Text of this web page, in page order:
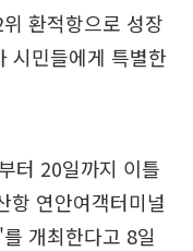
환적항으로 성장
시민들에게 특별한
터 20일까지 이틀
항 연안여객터미널
개최한다고 8일